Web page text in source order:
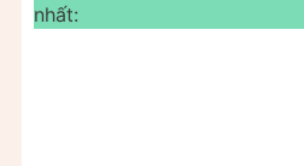
nhất: